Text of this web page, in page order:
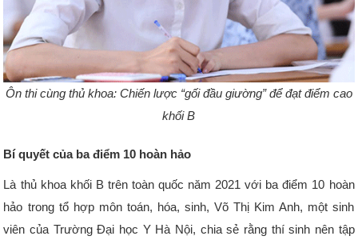
Ôn thi cùng thủ khoa: Chiến lược “gối đầu giường” để đạt điểm cao
khối B
Bí quyết của ba điểm 10 hoàn hảo
Là thủ khoa khối B trên toàn quốc năm 2021 với ba điểm 10 hoàn
hảo trong tổ hợp môn toán, hóa, sinh, Võ Thị Kim Anh, một sinh
viên của Trường Đại học Y Hà Nội, chia sẻ rằng thí sinh nên tập